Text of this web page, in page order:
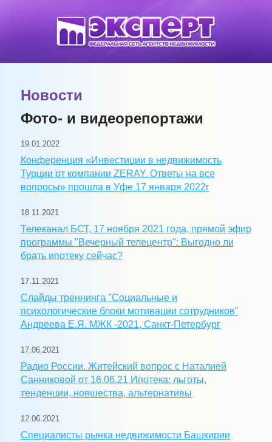
Новости
Фото- и видеорепортажи
19.01.2022
Конференция «Инвестиции в недвижимость
Турции от компании ZERAY. Ответы на все
вопросы» прошла в Уфе 17 января 2022г
18.11.2021
Телеканал БСТ, 17 ноября 2021 года, прямой эфир
программы "Вечерный телецентр": Выгодно ли
брать ипотеку сейчас?
17.11.2021
Слайды треннинга "Социальные и
психологические блоки мотивации сотрудников"
Андреева Е.Я. МЖК -2021, Санкт-Петербург
17.06.2021
Радио России. Житейский вопрос с Наталией
Санниковой от 16.06.21 Ипотека: льготы,
тенденции, новшества, альтернативы
12.06.2021
Специалисты рынка недвижимости Башкирии